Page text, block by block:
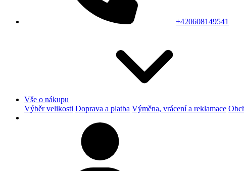
+420608149541
Vše o nákupu
Výběr velikosti Doprava a platba Výměna, vrácení a reklamace